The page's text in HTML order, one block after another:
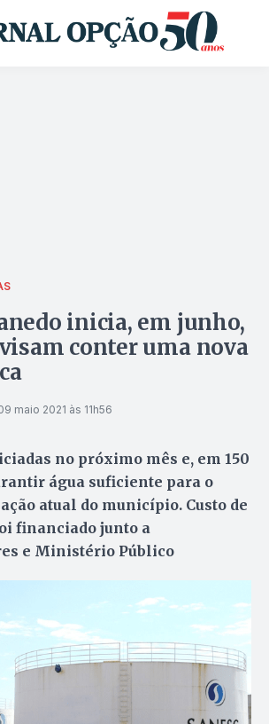
inicia, em junho,
conter uma nova
maio 2021 às 11h56
no próximo mês e, em 150
água suficiente para o
atual do município. Custo de
financiado junto a
e Ministério Público